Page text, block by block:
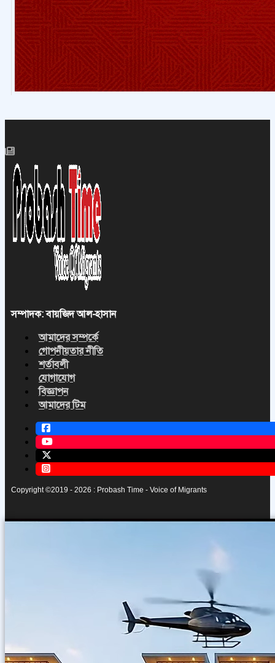
সম্পাদক: বায়জিদ আল-হাসান
আমাদের সম্পর্কে
গোপনীয়তার নীতি
শর্তাবলী
যোগাযোগ
বিজ্ঞাপন
আমাদের টিম
Copyright ©2019 - 2026 : Probash Time - Voice of Migrants